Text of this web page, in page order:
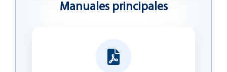
Manuales principales